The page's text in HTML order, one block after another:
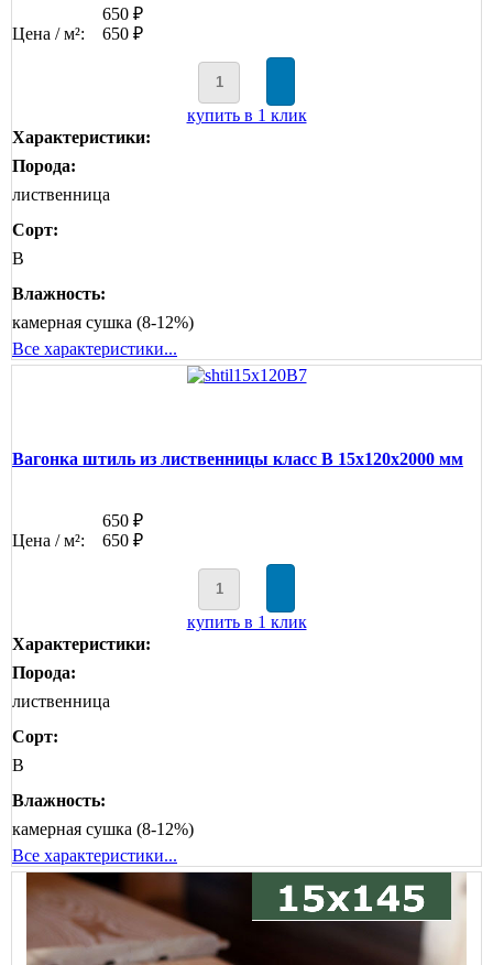
650 ₽
Цена / м²:
650 ₽
купить в 1 клик
Характеристики:
Порода:
лиственница
Сорт:
B
Влажность:
камерная сушка (8-12%)
Все характеристики...
Вагонка штиль из лиственницы класс В 15x120x2000 мм
650 ₽
Цена / м²:
650 ₽
купить в 1 клик
Характеристики:
Порода:
лиственница
Сорт:
B
Влажность:
камерная сушка (8-12%)
Все характеристики...